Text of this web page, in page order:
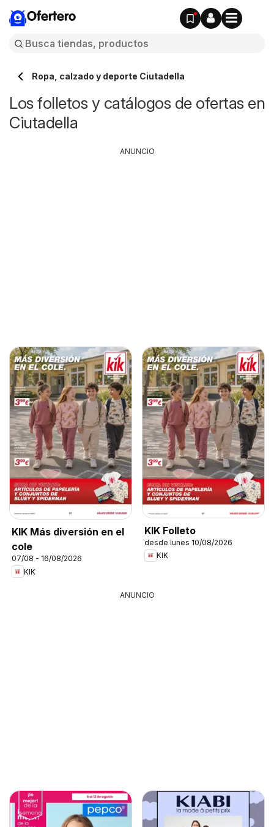
Ofertero
Ropa, calzado y deporte Ciutadella
Los folletos y catálogos de ofertas en
Ciutadella
KIK Más diversión en el
cole
07/08 - 16/08/2026
KIK
KIK Folleto
desde lunes 10/08/2026
KIK
ANUNCIO
ANUNCIO